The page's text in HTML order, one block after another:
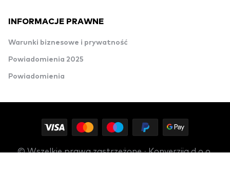
INFORMACJE PRAWNE
Warunki biznesowe i prywatność
Powiadomienia 2025
Powiadomienia
© Wszelkie prawa zastrzeżone · Konverzija d.o.o.